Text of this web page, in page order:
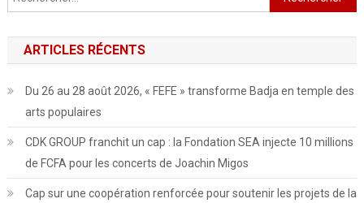
ARTICLES RÉCENTS
Du 26 au 28 août 2026, « FEFE » transforme Badja en temple des
arts populaires
CDK GROUP franchit un cap : la Fondation SEA injecte 10 millions
de FCFA pour les concerts de Joachin Migos
Cap sur une coopération renforcée pour soutenir les projets de la